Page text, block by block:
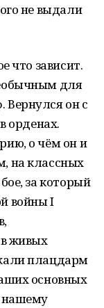
не выдали
что зависит.
для
он с
орденах.
о чём он и
на классных
за который
войны I
живых
плацдарм
основных
нашему